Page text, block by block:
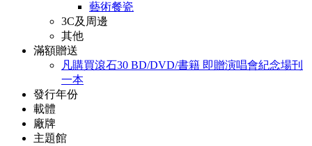
藝術餐瓷
3C及周邊
其他
滿額贈送
凡購買滾石30 BD/DVD/書籍 即贈演唱會紀念場刊
一本
發行年份
載體
廠牌
主題館